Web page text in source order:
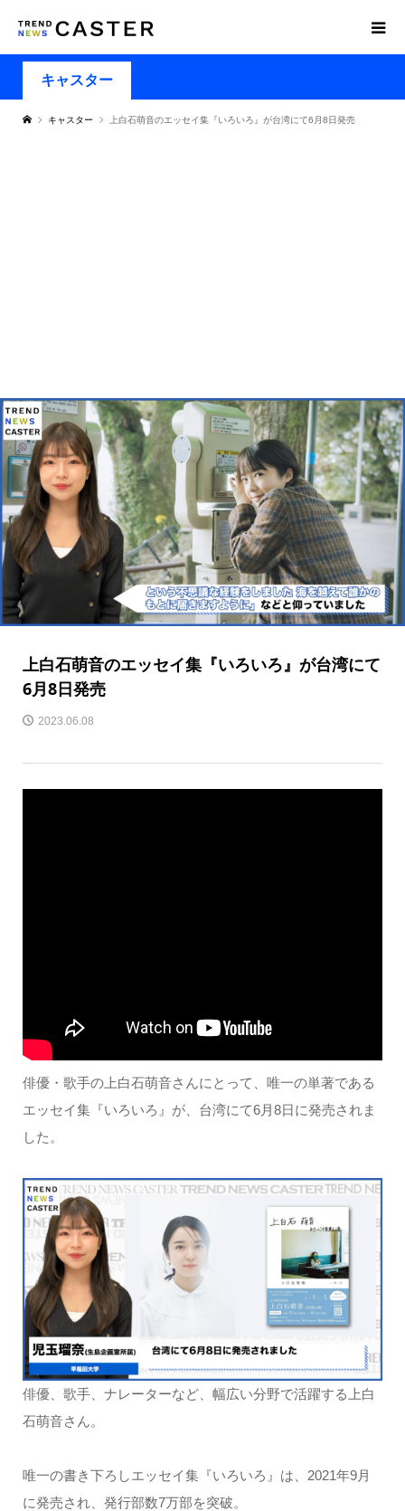
キャスター
キャスター 上白石萌音のエッセイ集『いろいろ』が台湾にて6月8日発売
上白石萌音のエッセイ集『いろいろ』が台湾にて
6月8日発売
2023.06.08
俳優・歌手の上白石萌音さんにとって、唯一の単著である
エッセイ集『いろいろ』が、台湾にて6月8日に発売されま
した。
俳優、歌手、ナレーターなど、幅広い分野で活躍する上白
石萌音さん。
唯一の書き下ろしエッセイ集『いろいろ』は、2021年9月
に発売され、発行部数7万部を突破。